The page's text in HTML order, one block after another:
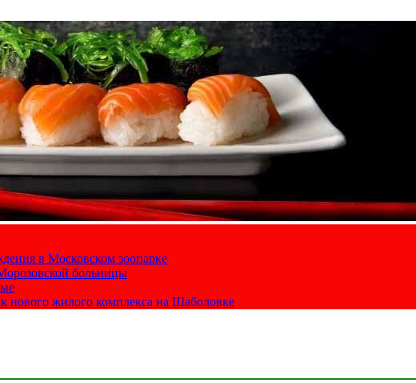
в Московском зоопарке
больницы
нового жилого комплекса на Шаболовке